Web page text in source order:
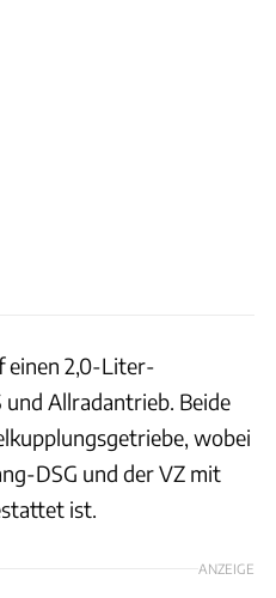
einen 2,0-Liter-
Allradantrieb. Beide
wobei
DSG und der VZ mit
ist.
ANZEIGE